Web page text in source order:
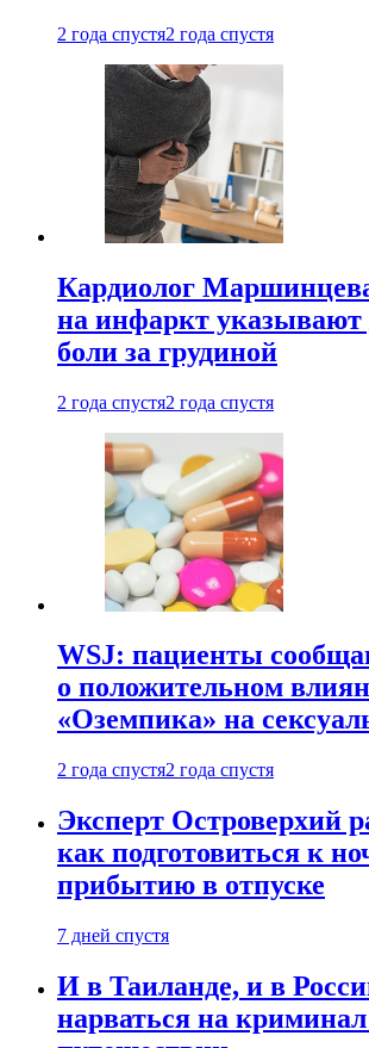
2 года спустя2 года спустя
Кардиолог
на инфаркт указывают
боли за грудиной
2 года спустя2 года спустя
WSJ: пациенты
о положительном
«Оземпика» на
2 года спустя2 года спустя
Эксперт Островерхий
как подготовиться к
прибытию в отпуске
7 дней спустя
И в Таиланде, и в
нарваться на